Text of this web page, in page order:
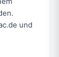
und